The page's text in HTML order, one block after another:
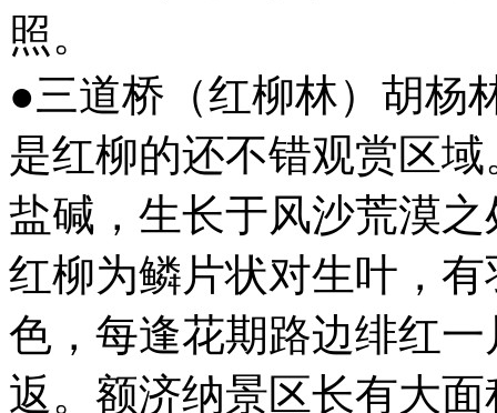
照。
●三道桥（红柳林）胡杨
是红柳的还不错观赏区
盐碱，生长于风沙荒漠
红柳为鳞片状对生叶，
色，每逢花期路边绯红
返。额济纳景区长有大